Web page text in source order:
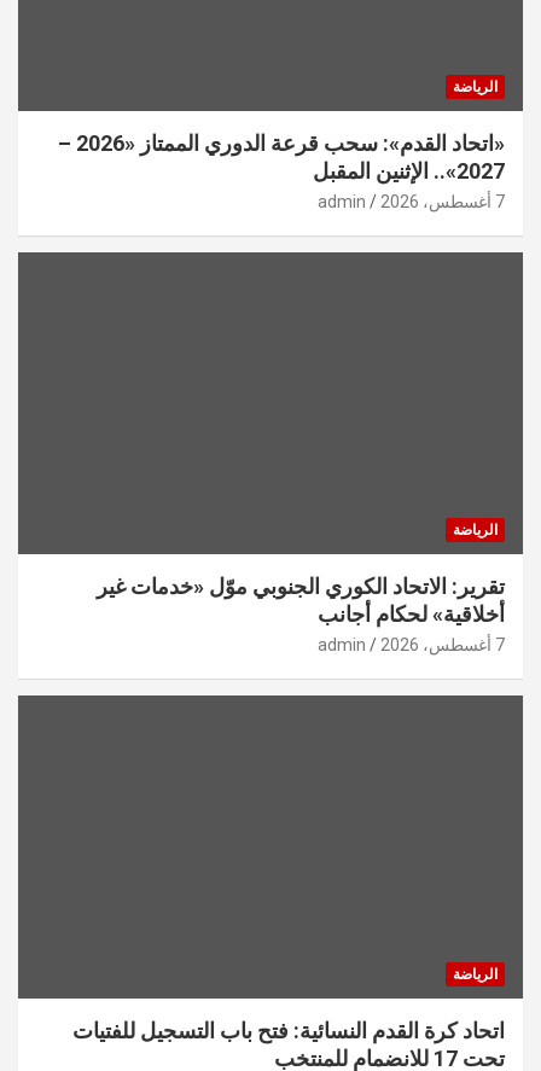
الرياضة
«اتحاد القدم»: سحب قرعة الدوري الممتاز «2026 –
2027».. الإثنين المقبل
7 أغسطس، 2026 admin
الرياضة
تقرير: الاتحاد الكوري الجنوبي موّل «خدمات غير
أخلاقية» لحكام أجانب
7 أغسطس، 2026 admin
الرياضة
اتحاد كرة القدم النسائية: فتح باب التسجيل للفتيات
تحت 17 للانضمام للمنتخب